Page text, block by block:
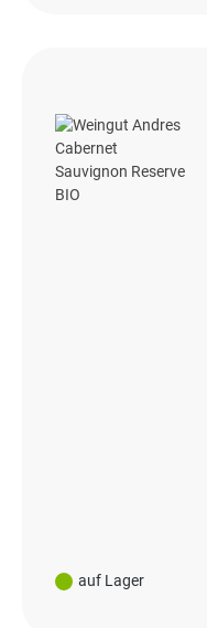
auf Lager